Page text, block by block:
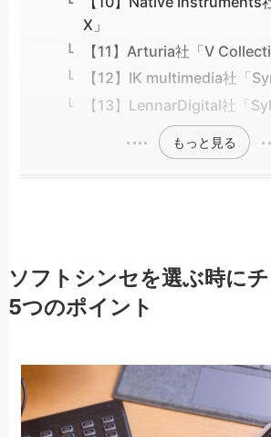
X」
【11】Arturia社「V
【12】IK multimedia社「
【13】LennarDigital社「
もっと見る
ソフトシンセを選ぶ時に
5つのポイント